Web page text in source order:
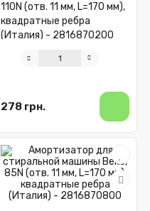
110N (отв. 11 мм, L=170 мм),
квадратные ребра
(Италия) - 2816870200
278 грн.